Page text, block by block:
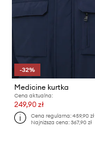
-32%
Medicine kurtka
Cena aktualna:
249,90 zł
Cena regularna:459,90 zł
Najniższa cena:367,90 zł